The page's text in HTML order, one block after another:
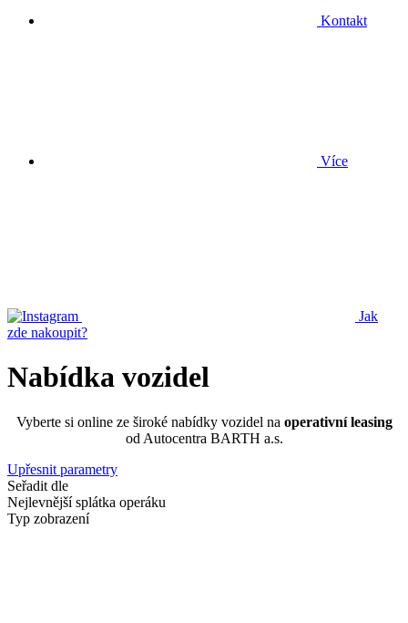
Kontakt
Více
Jak
zde nakoupit?
Nabídka vozidel
Vyberte si online ze široké nabídky vozidel na operativní leasing
od Autocentra BARTH a.s.
Upřesnit parametry
Seřadit dle
Nejlevnější splátka operáku
Typ zobrazení